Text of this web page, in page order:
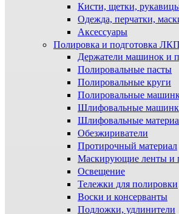
Кисти, щетки,
Одежда, перчатки,
Аксессуары
Полировка и подготовка ЛКП
Держатели машинок и
Полировальные пасты
Полировальные круги
Полировальные
Шлифовальные
Шлифовальные
Обезжириватели
Протирочный материал
Маскирующие ленты и
Освещение
Тележки для полировки
Воски и консерванты
Подложки, удлинители